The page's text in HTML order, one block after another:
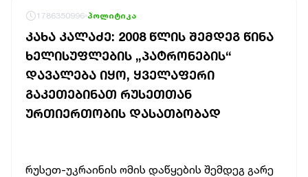
1786350996 პოლიტიკა
ᲙᲐᲮᲐ ᲙᲐᲚᲐᲫᲔ: 2008 ᲬᲚᲘᲡ ᲨᲔᲛᲓᲔᲒ ᲬᲘᲜᲐ
ᲮᲔᲚᲘᲡᲣᲤᲚᲔᲑᲘᲡ „ᲞᲐᲢᲠᲝᲜᲔᲑᲘᲡ“
ᲓᲐᲕᲐᲚᲔᲑᲐ ᲘᲧᲝ, ᲧᲕᲔᲚᲐᲤᲔᲠᲘ
ᲒᲐᲙᲔᲗᲔᲑᲘᲜᲐᲗ ᲠᲣᲡᲔᲗᲗᲐᲜ
ᲣᲠᲗᲘᲔᲠᲗᲝᲑᲘᲡ ᲓᲐᲡᲐᲗᲑᲝᲑᲐᲓ
რუსეთ-უკრაინის ომის დაწყების შემდეგ გარე